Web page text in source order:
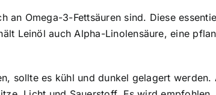
an Omega-3-Fettsäuren sind. Diese
Leinöl auch Alpha-Linolensäure, eine
sollte es kühl und dunkel gelagert